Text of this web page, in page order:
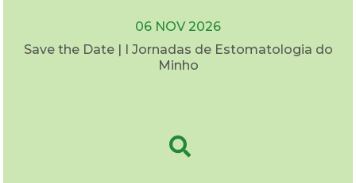
06 NOV 2026
Save the Date | I Jornadas de Estomatologia do
Minho